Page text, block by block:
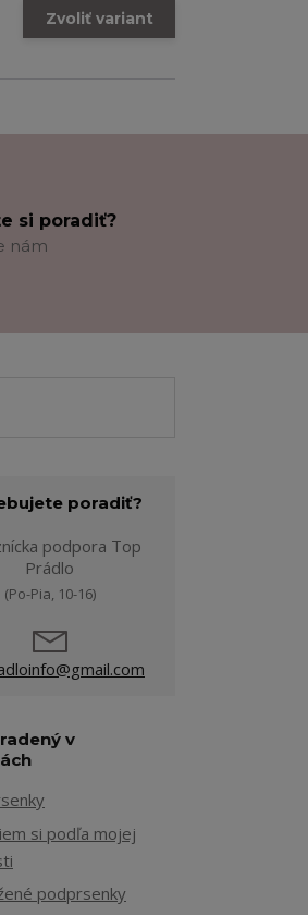
Zvoliť variant
si poradiť?
nám
poradiť?
podpora Top
Prádlo
(Po-Pia, 10-16)
v
si podľa mojej
podprsenky